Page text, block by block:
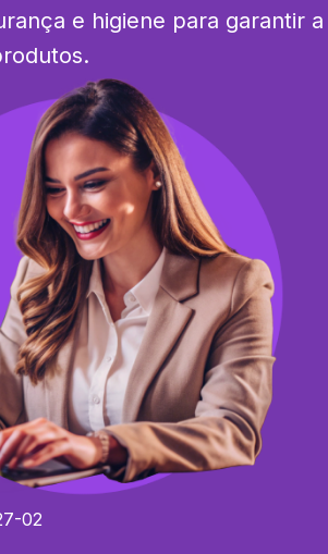
e higiene para garantir a